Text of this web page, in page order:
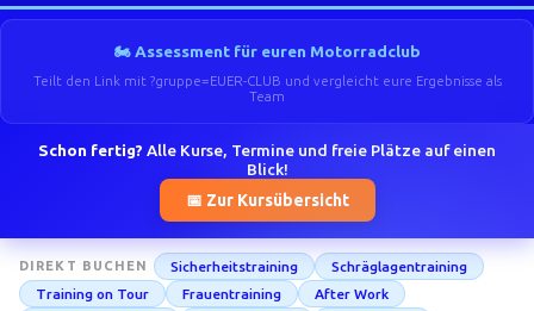
🏍️ Assessment für euren Motorradclub
Teilt den Link mit ?gruppe=EUER-CLUB und vergleicht eure Ergebnisse als
Team
Schon fertig? Alle Kurse, Termine und freie Plätze auf einen
Blick!
📅 Zur Kursübersicht
DIREKT BUCHEN Sicherheitstraining
Schräglagentraining
Training on Tour
Frauentraining
After Work